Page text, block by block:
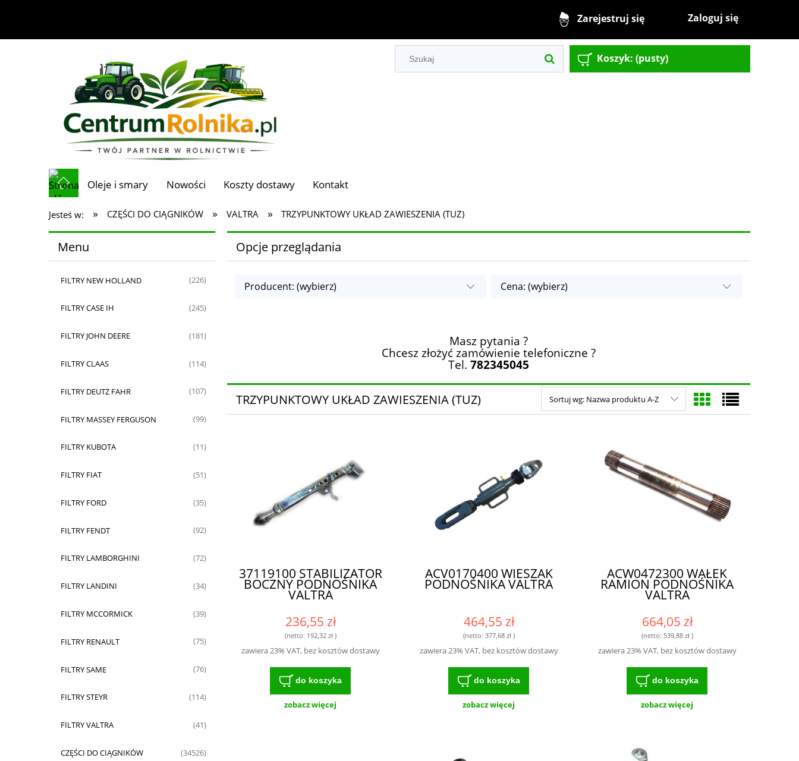
Zarejestruj się Zaloguj się
Koszyk: (pusty)
Oleje i smary Nowości Koszty dostawy Kontakt
Jesteś w: » CZĘŚCI DO CIĄGNIKÓW » VALTRA » TRZYPUNKTOWY UKŁAD ZAWIESZENIA (TUZ)
Menu
FILTRY NEW HOLLAND (226)
FILTRY CASE IH (245)
FILTRY JOHN DEERE (181)
FILTRY CLAAS (114)
FILTRY DEUTZ FAHR (107)
FILTRY MASSEY FERGUSON (99)
FILTRY KUBOTA (11)
FILTRY FIAT (51)
FILTRY FORD (35)
FILTRY FENDT (92)
FILTRY LAMBORGHINI (72)
FILTRY LANDINI (34)
FILTRY MCCORMICK (39)
FILTRY RENAULT (75)
FILTRY SAME (76)
FILTRY STEYR (114)
FILTRY VALTRA (41)
CZĘŚCI DO CIĄGNIKÓW (34526)
Opcje przeglądania
Producent: (wybierz) Cena: (wybierz)
Masz pytania ?
Chcesz złożyć zamówienie telefoniczne ?
Tel. 782345045
TRZYPUNKTOWY UKŁAD ZAWIESZENIA (TUZ) Sortuj wg: Nazwa produktu A-Z
37119100 STABILIZATOR
BOCZNY PODNOŚNIKA
VALTRA
236,55 zł
(netto: 192,32 zł)
zawiera 23% VAT, bez kosztów dostawy
do koszyka
zobacz więcej
ACV0170400 WIESZAK
PODNOŚNIKA VALTRA
464,55 zł
(netto: 377,68 zł)
zawiera 23% VAT, bez kosztów dostawy
do koszyka
zobacz więcej
ACW0472300 WAŁEK
RAMION PODNOŚNIKA
VALTRA
664,05 zł
(netto: 539,88 zł)
zawiera 23% VAT, bez kosztów dostawy
do koszyka
zobacz więcej